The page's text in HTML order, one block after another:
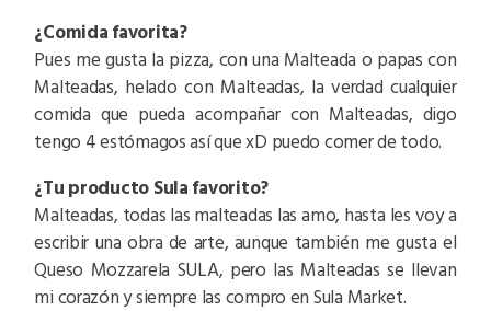
¿Comida favorita?
Pues me gusta la pizza, con una Malteada o papas con
Malteadas, helado con Malteadas, la verdad cualquier
comida que pueda acompañar con Malteadas, digo
tengo 4 estómagos así que xD puedo comer de todo.
¿Tu producto Sula favorito?
Malteadas, todas las malteadas las amo, hasta les voy a
escribir una obra de arte, aunque también me gusta el
Queso Mozzarela SULA, pero las Malteadas se llevan
mi corazón y siempre las compro en Sula Market.